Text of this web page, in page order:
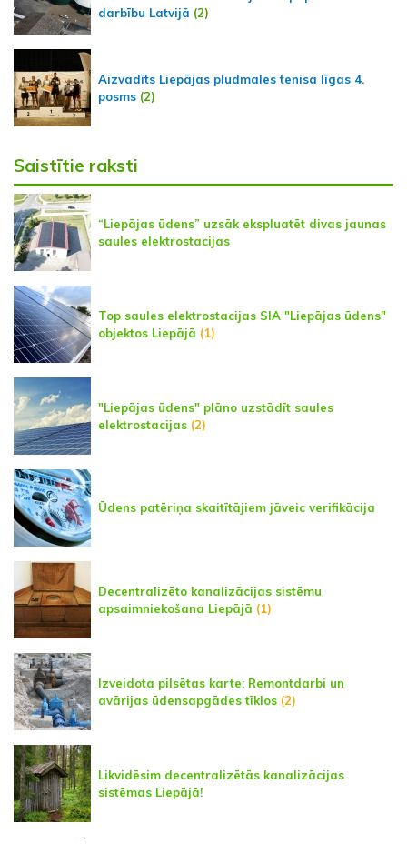
darbību Latvijā (2)
Aizvadīts Liepājas pludmales tenisa līgas 4.
posms (2)
Saistītie raksti
“Liepājas ūdens” uzsāk ekspluatēt divas jaunas
saules elektrostacijas
Top saules elektrostacijas SIA "Liepājas ūdens"
objektos Liepājā (1)
"Liepājas ūdens" plāno uzstādīt saules
elektrostacijas (2)
Ūdens patēriņa skaitītājiem jāveic verifikācija
Decentralizēto kanalizācijas sistēmu
apsaimniekošana Liepājā (1)
Izveidota pilsētas karte: Remontdarbi un
avārijas ūdensapgādes tīklos (2)
Likvidēsim decentralizētās kanalizācijas
sistēmas Liepājā!